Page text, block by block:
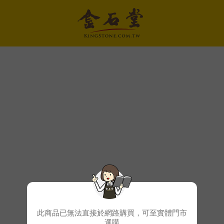
此商品已無法直接於網路購買，可至實體門市
選購